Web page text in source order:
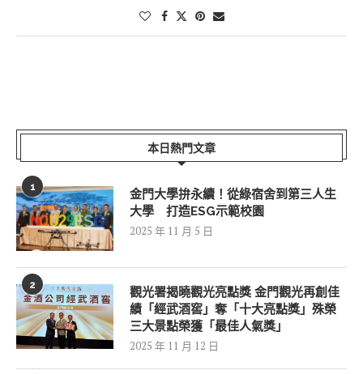
本日熱門文章
1
金門大學拚永續！從綠宿舍到第三人生
大學 打造ESG示範校園
2025 年 11 月 5 日
2
觀光署揭曉觀光亮點獎 金門觀光再創佳
績「經武酒窖」奪「十大亮點獎」殊榮
三大景點榮獲「最佳人氣獎」
2025 年 11 月 12 日